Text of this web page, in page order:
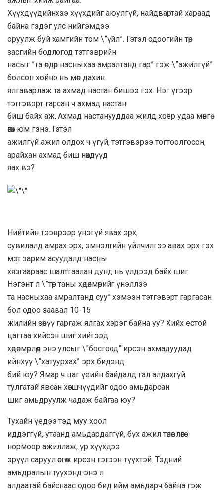
Хүүхдүүдийнхээ хүүхдийг аюулгүй, найдвартай хараад
байна гэдэг улс нийгэмдээ
оруулж буй хамгийн том \”үйл”. Гэтэл одоогийн төр
засгийн бодлогод тэтгэврийн
насыг ”та өндөр насныхаа амралтанд гар” гэж \”ажилгүй”
болсон хойно нь мөн дахин
ялгаварлаж та ахмад настан бишээ гэх. Нэг үгээр
тэтгэвэрт гарсан ч ахмад настан
биш байх аж. Ахмад настанууддаа жилд хоёр удаа мөнгө
өгөх юм гэнэ. Гэтэл
ажилгүй ажил олдох ч үгүй, тэтгэвэрээ тогтоолгосон,
арайхан ахмад биш нөхдүүд
яах вэ?
Нийтийн тээврээр үнэгүй явах эрх,
сувилалд амрах эрх, эмнэлгийн үйлчилгээ авах эрх гэх
мэт зарим асуудалд насны
хязгаараас шалтгаалан дунд нь үлдээд байх шиг.
Нэгэнт л \”төр таны хөдөлмөрийг үнэллээ
та насныхаа амралтанд суу” хэмээн тэтгэвэрт гаргасан
бол одоо заавал 10-15
жилийн зөрүү гаргаж ялгах хэрэг байна уу? Хийх ёстой
цагтаа хийсэн шиг хийгээд
хөдөлмөрлөөд энэ улсыг \”босгоод” ирсэн ахмадуудад
ийнхүү \”хатуурхах” эрх бидэнд
бий юу? Ямар ч цаг үеийн байдалд гал алдахгүй
тулгатай явсан хөгшчүүдийг одоо амьдарсан
шиг амьдруулж чадаж байгаа юу?
Тухайн үедээ тэд муу хоол
иддэггүй, утаанд амьдардаггүй, бүх ажил төлөвлөгөө
нормоор ажиллаж, үр хүүхдээ
эрүүл саруул өсгөж ирсэн гэгээн түүхтэй. Тэдний
амьдралын түүхэнд энэ л
алдаатай байснаас одоо бид ийм амьдарч байна гэж